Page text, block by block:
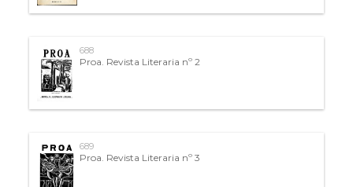
688
Proa. Revista Literaria nº 2
689
Proa. Revista Literaria nº 3